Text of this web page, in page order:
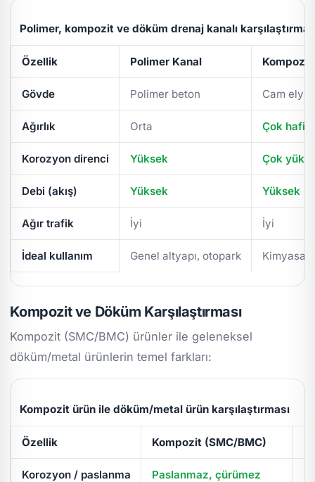
Polimer, kompozit ve döküm drenaj kanalı
Özellik Polimer Kanal Kompozit
Gövde Polimer beton Cam
Ağırlık Orta Çok hafif
Korozyon direnci Yüksek Çok
Debi (akış) Yüksek Yüksek
Ağır trafik İyi İyi
İdeal kullanım Genel altyapı, otopark
Kompozit ve Döküm Karşılaştırması
Kompozit (SMC/BMC) ürünler ile geleneksel
döküm/metal ürünlerin temel farkları:
Kompozit ürün ile döküm/metal ürün karşılaştırması
Özellik Kompozit (SMC/BMC)
Korozyon / paslanma Paslanmaz, çürümez